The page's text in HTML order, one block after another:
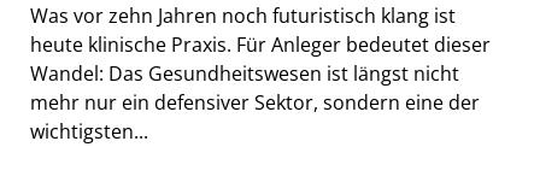
Was vor zehn Jahren noch futuristisch klang ist
heute klinische Praxis. Für Anleger bedeutet dieser
Wandel: Das Gesundheitswesen ist längst nicht
mehr nur ein defensiver Sektor, sondern eine der
wichtigsten...